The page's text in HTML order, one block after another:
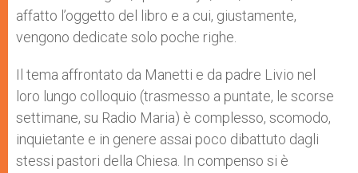
affatto l’oggetto del libro e a cui, giustamente,
vengono dedicate solo poche righe.
Il tema affrontato da Manetti e da padre Livio nel
loro lungo colloquio (trasmesso a puntate, le scorse
settimane, su Radio Maria) è complesso, scomodo,
inquietante e in genere assai poco dibattuto dagli
stessi pastori della Chiesa. In compenso si è